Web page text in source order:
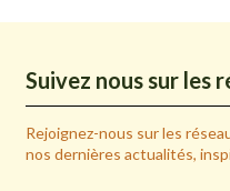
Suivez nous sur les
Rejoignez-nous sur les
nos dernières actualités,